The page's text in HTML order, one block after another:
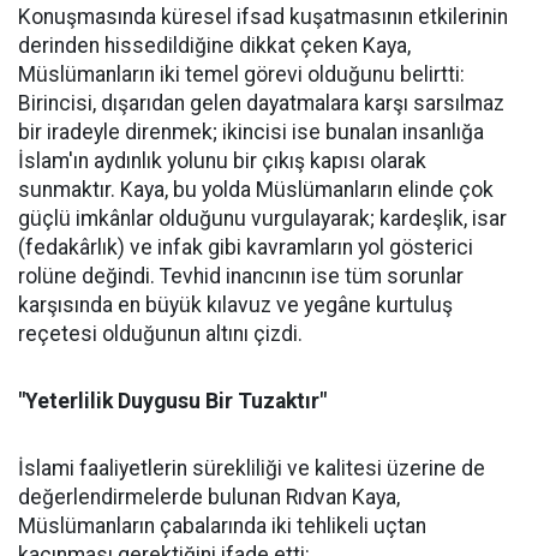
Konuşmasında küresel ifsad kuşatmasının etkilerinin
derinden hissedildiğine dikkat çeken Kaya,
Müslümanların iki temel görevi olduğunu belirtti:
Birincisi, dışarıdan gelen dayatmalara karşı sarsılmaz
bir iradeyle direnmek; ikincisi ise bunalan insanlığa
İslam'ın aydınlık yolunu bir çıkış kapısı olarak
sunmaktır. Kaya, bu yolda Müslümanların elinde çok
güçlü imkânlar olduğunu vurgulayarak; kardeşlik, isar
(fedakârlık) ve infak gibi kavramların yol gösterici
rolüne değindi. Tevhid inancının ise tüm sorunlar
karşısında en büyük kılavuz ve yegâne kurtuluş
reçetesi olduğunun altını çizdi.
"Yeterlilik Duygusu Bir Tuzaktır"
İslami faaliyetlerin sürekliliği ve kalitesi üzerine de
değerlendirmelerde bulunan Rıdvan Kaya,
Müslümanların çabalarında iki tehlikeli uçtan